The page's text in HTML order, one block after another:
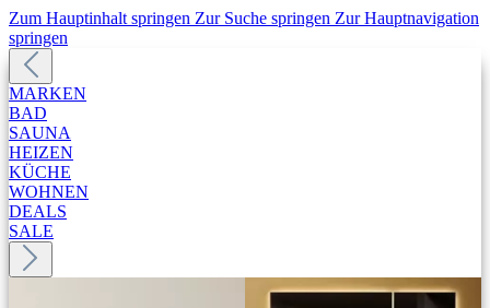
Zum Hauptinhalt springen Zur Suche springen Zur Hauptnavigation
springen
MARKEN
BAD
SAUNA
HEIZEN
KÜCHE
WOHNEN
DEALS
SALE